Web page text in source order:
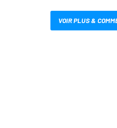
VOIR PLUS &